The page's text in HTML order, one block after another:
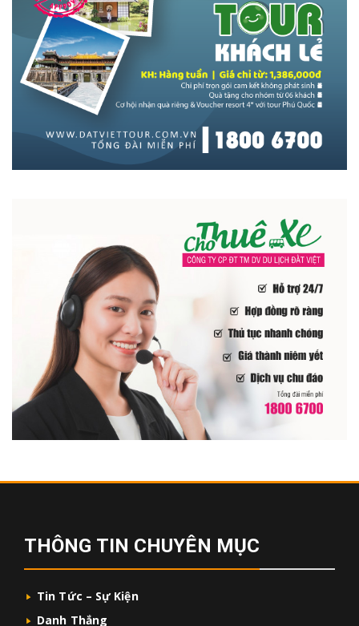
THÔNG TIN CHUYÊN MỤC
Tin Tức – Sự Kiện
Danh Thắng